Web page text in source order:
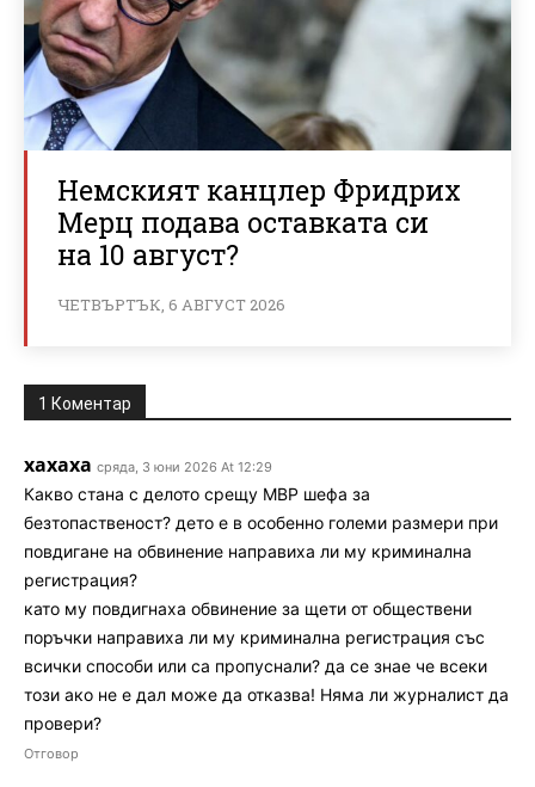
Немският канцлер Фридрих
Мерц подава оставката си
на 10 август?
ЧЕТВЪРТЪК, 6 АВГУСТ 2026
1 Коментар
хахаха сряда, 3 юни 2026 At 12:29
Какво стана с делото срещу МВР шефа за
безтопаственост? дето е в особенно големи размери при
повдигане на обвинение направиха ли му криминална
регистрация?
като му повдигнаха обвинение за щети от обществени
поръчки направиха ли му криминална регистрация със
всички способи или са пропуснали? да се знае че всеки
този ако не е дал може да отказва! Няма ли журналист да
провери?
Отговор